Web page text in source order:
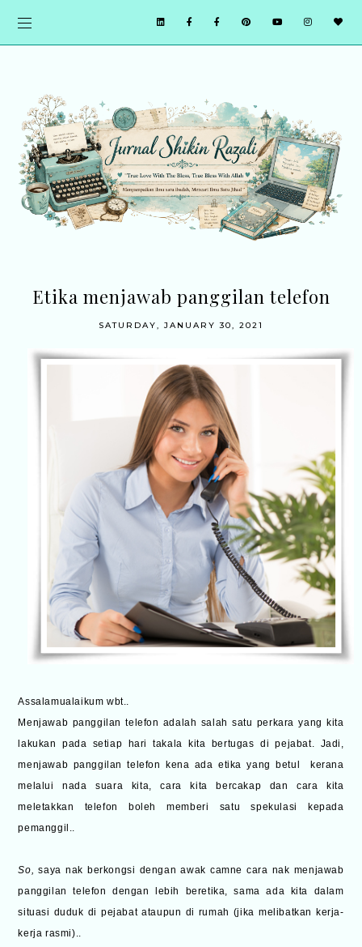
Etika menjawab panggilan telefon
SATURDAY, JANUARY 30, 2021
Assalamualaikum wbt..
Menjawab panggilan telefon adalah salah satu perkara yang kita
lakukan pada setiap hari takala kita bertugas di pejabat. Jadi,
menjawab panggilan telefon kena ada etika yang betul kerana
melalui nada suara kita, cara kita bercakap dan cara kita
meletakkan telefon boleh memberi satu spekulasi kepada
pemanggil..
So,saya nak berkongsi dengan awak camne cara nak menjawab
panggilan telefon dengan lebih beretika, sama ada kita dalam
situasi duduk di pejabat ataupun di rumah (jika melibatkan kerja-
kerja rasmi)..